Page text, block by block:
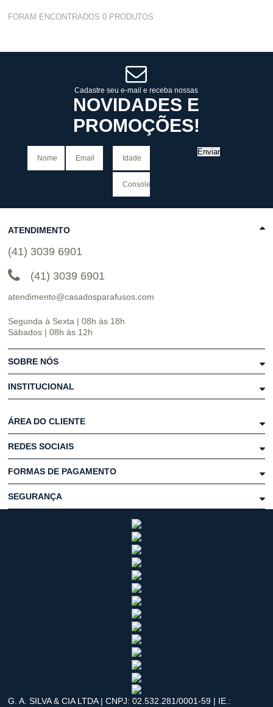
FORAM ENCONTRADOS0 PRODUTOS
Cadastre seu e-mail e receba nossas
NOVIDADES E
PROMOÇÕES!
Enviar
ATENDIMENTO
(41) 3039 6901
(41) 3039 6901
atendimento@casadosparafusos.com
Segunda à Sexta | 08h às 18h
Sábados | 08h às 12h
SOBRE NÓS
INSTITUCIONAL
ÁREA DO CLIENTE
REDES SOCIAIS
FORMAS DE PAGAMENTO
SEGURANÇA
G. A. SILVA & CIA LTDA | CNPJ: 02.532.281/0001-59 | IE.: